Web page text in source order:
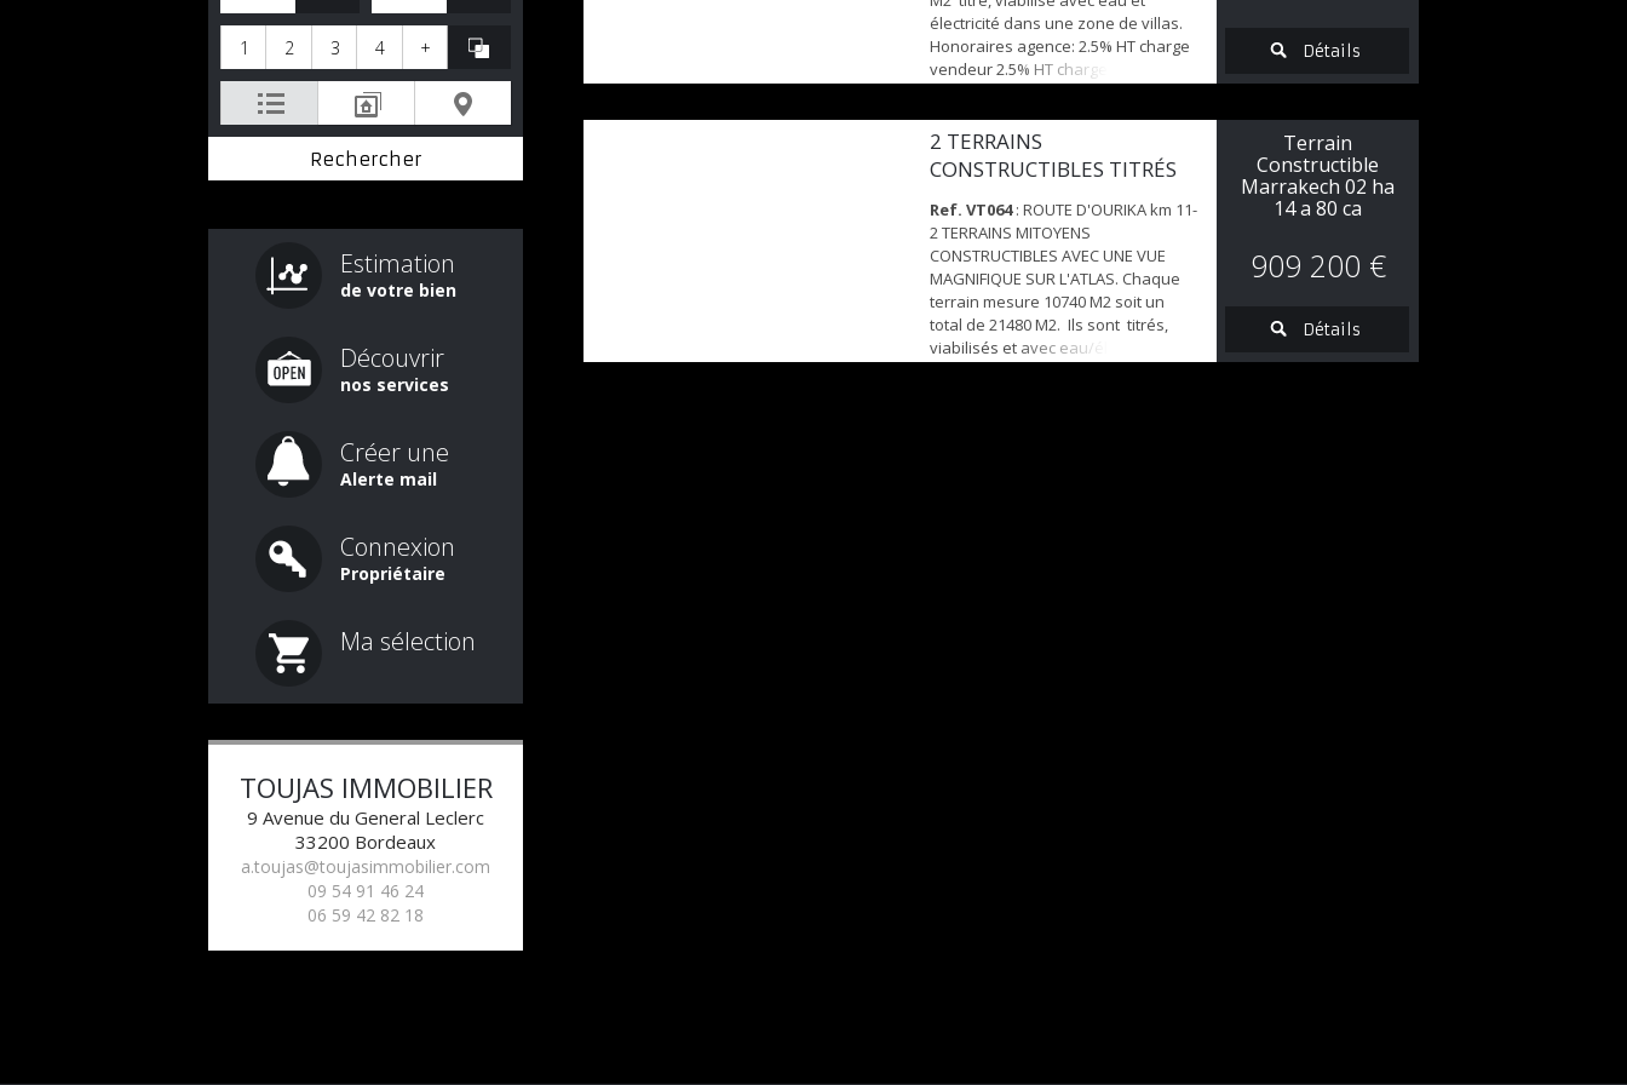
1 2 3 4 +
Estimation
de votre bien
Découvrir
nos services
Créer une
Alerte mail
Connexion
Propriétaire
Ma sélection
TOUJAS IMMOBILIER
9 Avenue du General Leclerc
33200 Bordeaux
a.toujas@toujasimmobilier.com
09 54 91 46 24
06 59 42 82 18
électricité dans une zone de villas.
Honoraires agence: 2.5% HT charge
vendeur 2.5% HT charge acquéreur
Détails
2 TERRAINS
CONSTRUCTIBLES TITRÉS
ET VIABILISÉS
Ref. VT064: ROUTE D'OURIKA km 11-
2 TERRAINS MITOYENS
CONSTRUCTIBLES AVEC UNE VUE
MAGNIFIQUE SUR L'ATLAS. Chaque
terrain mesure 10740 M2 soit un
total de 21480 M2. Ils sont titrés,
viabilisés et avec eau/éléctricité. Sur
Terrain
Constructible
Marrakech 02 ha
14 a 80 ca
909 200 €
Détails